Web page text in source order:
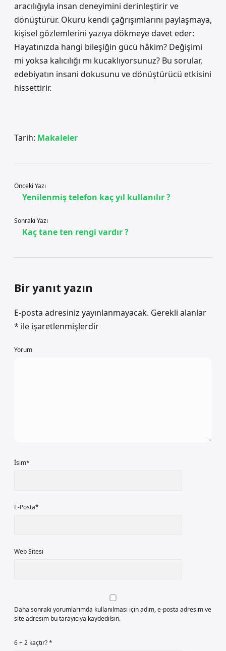
aracılığıyla insan deneyimini derinleştirir ve
dönüştürür. Okuru kendi çağrışımlarını paylaşmaya,
kişisel gözlemlerini yazıya dökmeye davet eder:
Hayatınızda hangi bileşiğin gücü hâkim? Değişimi
mi yoksa kalıcılığı mı kucaklıyorsunuz? Bu sorular,
edebiyatın insani dokusunu ve dönüştürücü etkisini
hissettirir.
Tarih: Makaleler
Önceki Yazı
Yenilenmiş telefon kaç yıl kullanılır ?
Sonraki Yazı
Kaç tane ten rengi vardır ?
Bir yanıt yazın
E-posta adresiniz yayınlanmayacak. Gerekli alanlar
* ile işaretlenmişlerdir
Yorum
İsim*
E-Posta*
Web Sitesi
Daha sonraki yorumlarımda kullanılması için adım, e-posta adresim ve
site adresim bu tarayıcıya kaydedilsin.
6 + 2 kaçtır?*